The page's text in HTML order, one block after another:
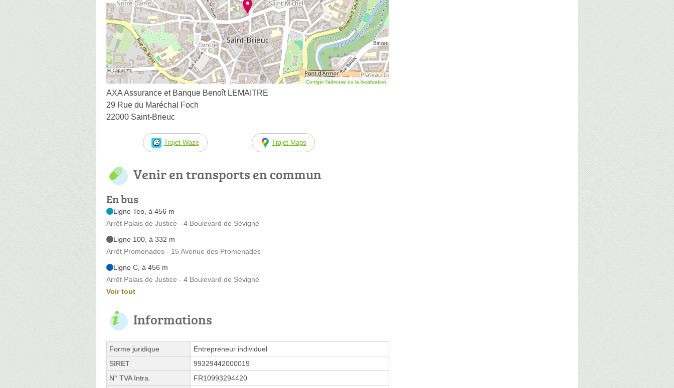
Corriger l’adresse ou la localisation
AXA Assurance et Banque Benoît LEMAITRE
29 Rue du Maréchal Foch
22000 Saint-Brieuc
Trajet Waze Trajet Maps
Venir en transports en commun
En bus
Ligne Teo, à 456 m
Arrêt Palais de Justice - 4 Boulevard de Sévigné
Ligne 100, à 332 m
Arrêt Promenades - 15 Avenue des Promenades
Ligne C, à 456 m
Arrêt Palais de Justice - 4 Boulevard de Sévigné
Voir tout
Informations
Forme juridique
Entrepreneur individuel
SIRET
99329442000019
N° TVA Intra.
FR10993294420